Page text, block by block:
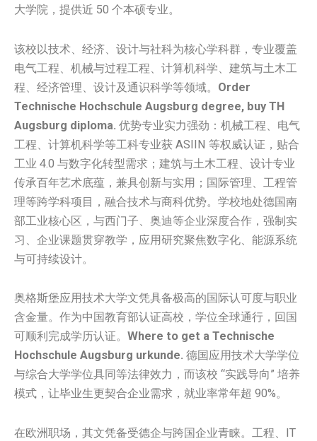
大学院，提供近 50 个本硕专业。
该校以技术、经济、设计与社科为核心学科群，专业覆盖
电气工程、机械与过程工程、计算机科学、建筑与土木工
程、经济管理、设计及通识科学等领域。 Order
Technische Hochschule Augsburg degree, buy TH
Augsburg diploma. 优势专业实力强劲：机械工程、电气
工程、计算机科学等工科专业获 ASIIN 等权威认证，贴合
工业 4.0 与数字化转型需求；建筑与土木工程、设计专业
传承百年艺术底蕴，兼具创新与实用；国际管理、工程管
理等跨学科项目，融合技术与商科优势。学校地处德国南
部工业核心区，与西门子、奥迪等企业深度合作，强制实
习、企业课题贯穿教学，应用研究聚焦数字化、能源系统
与可持续设计。
奥格斯堡应用技术大学文凭具备极高的国际认可度与职业
含金量。作为中国教育部认证高校，学位全球通行，回国
可顺利完成学历认证。 Where to get a Technische
Hochschule Augsburg urkunde. 德国应用技术大学学位
与综合大学学位具同等法律效力，而该校 “实践导向” 培养
模式，让毕业生更契合企业需求，就业率常年超 90%。
在欧洲职场，其文凭备受德企与跨国企业青睐。工程、IT